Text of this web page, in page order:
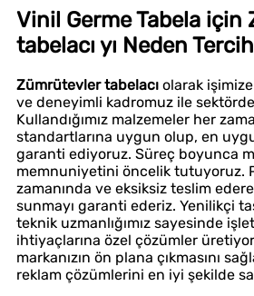
Vinil Germe Tabela için
tabelacı yı Neden
Zümrütevler tabelacı olarak
ve deneyimli kadromuz ile
Kullandığımız malzemeler her
standartlarına uygun olup, en
garanti ediyoruz. Süreç boyunca
memnuniyetini öncelik tutuyoruz.
zamanında ve eksiksiz teslim
sunmayı garanti ederiz. Yenilikçi
teknik uzmanlığımız sayesinde
ihtiyaçlarına özel çözümler
markanızın ön plana çıkmasını
reklam çözümlerini en iyi şekilde